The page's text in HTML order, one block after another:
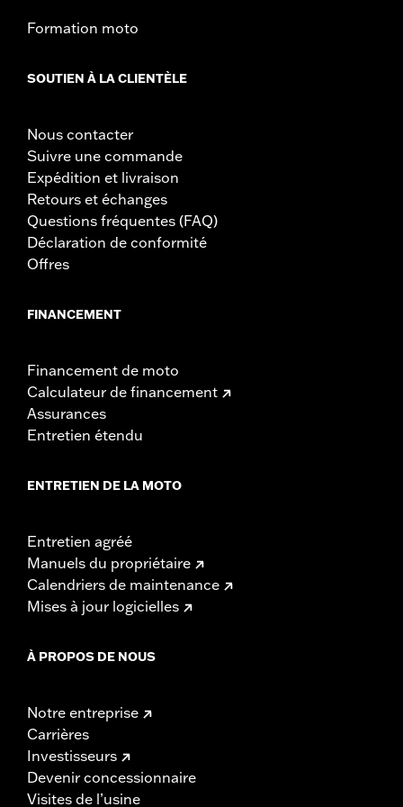
Formation moto
SOUTIEN À LA CLIENTÈLE
Nous contacter
Suivre une commande
Expédition et livraison
Retours et échanges
Questions fréquentes (FAQ)
Déclaration de conformité
Offres
FINANCEMENT
Financement de moto
Calculateur de financement
Assurances
Entretien étendu
ENTRETIEN DE LA MOTO
Entretien agréé
Manuels du propriétaire
Calendriers de maintenance
Mises à jour logicielles
À PROPOS DE NOUS
Notre entreprise
Carrières
Investisseurs
Devenir concessionnaire
Visites de l’usine